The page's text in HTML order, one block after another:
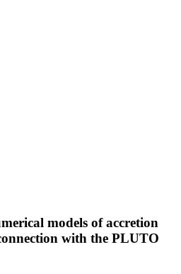
models of accretion
with the PLUTO